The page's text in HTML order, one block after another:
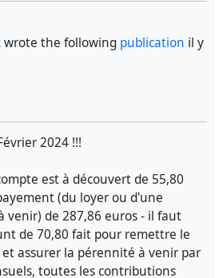
wrote the following publication il y
2024 !!!
est à découvert de 55,80
(du loyer ou d'une
venir) de 287,86 euros - il faut
de 70,80 fait pour remettre le
assurer la pérennité à venir par
toutes les contributions